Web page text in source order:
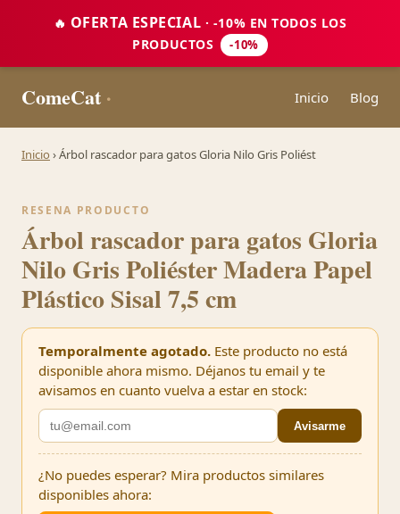
🔥 OFERTA ESPECIAL · -10% EN TODOS LOS
PRODUCTOS
-10%
ComeCat · Inicio Blog
Inicio ›Árbol rascador para gatos Gloria Nilo Gris Poliést
RESENA PRODUCTO
Árbol rascador para gatos Gloria
Nilo Gris Poliéster Madera Papel
Plástico Sisal 7,5 cm
Temporalmente agotado. Este producto no está
disponible ahora mismo. Déjanos tu email y te
avisamos en cuanto vuelva a estar en stock:
Avisarme
¿No puedes esperar? Mira productos similares
disponibles ahora: